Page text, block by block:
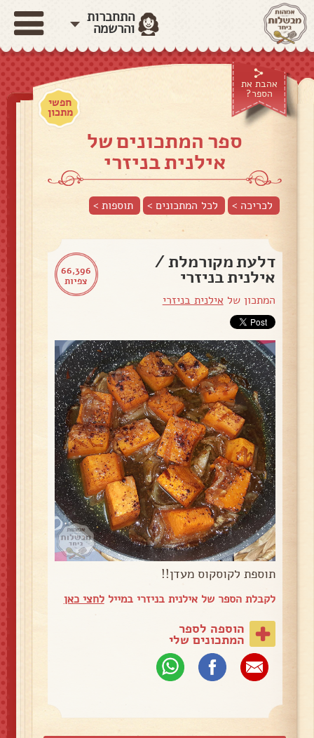
התחברות
והרשמה
אהבת את
הספר?
חפשי
מתכון
ספר המתכונים של
אילנית בניזרי
לכריכה > לכל המתכונים > תוספות>
66,396
צפיות
דלעת מקורמלת /
אילנית בניזרי
המתכון של אילנית בניזרי
תוספת לקוסקוס מעדן!!
לקבלת הספר של אילנית בניזרי במייללחצי כאן
הוספה לספר
המתכונים שלי